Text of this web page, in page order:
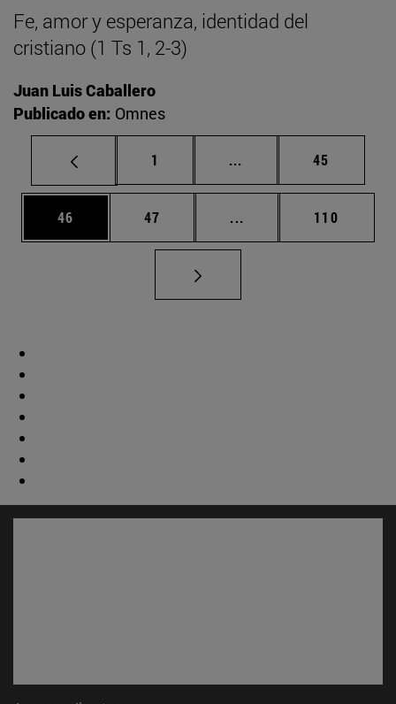
Fe, amor y esperanza, identidad del
cristiano (1 Ts 1, 2-3)
Juan Luis Caballero
Publicado en: Omnes
Página
1 ... Páginas intermedias
Página
45
Página
46 Página
47 ... Páginas intermedias
Página
110